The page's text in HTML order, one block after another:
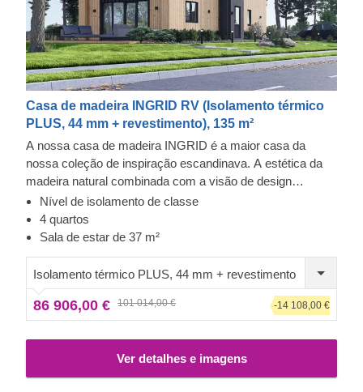
Casa de madeira INGRID RV (Isolamento térmico
PLUS, 44 mm + revestimento), 135 m²
A nossa casa de madeira INGRID é a maior casa da
nossa coleção de inspiração escandinava. A estética da
madeira natural combinada com a visão de design
contemporâneo e a estrutura simplista criam uma
sensação de perfeição difícil de esquecer. Os elementos
de decoração modernos em madeira levam o design a
com uma cor contrastante.
Nível de isolamento de classe
4 quartos
Sala de estar de 37 m²
Isolamento térmico PLUS, 44 mm + revestimento
86 906,00 € 101 014,00 € -14 108,00 €
Ver detalhes e imagens